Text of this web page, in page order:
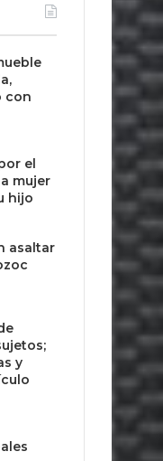
con
el
mujer
hijo
asaltar
y